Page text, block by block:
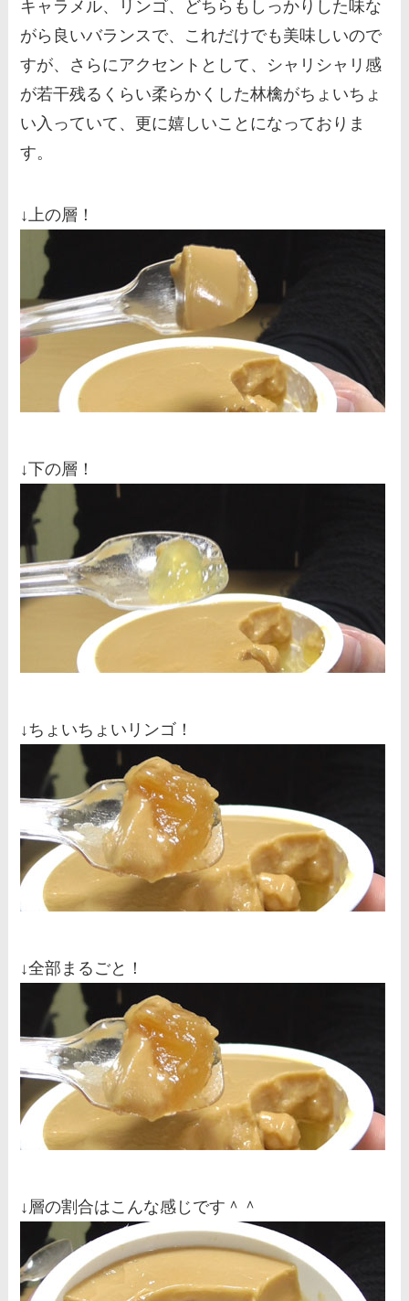
キャラメル、リンゴ、どちらもしっかりした味な
がら良いバランスで、これだけでも美味しいので
すが、さらにアクセントとして、シャリシャリ感
が若干残るくらい柔らかくした林檎がちょいちょ
い入っていて、更に嬉しいことになっておりま
す。
↓上の層！
↓下の層！
↓ちょいちょいリンゴ！
↓全部まるごと！
↓層の割合はこんな感じです＾＾